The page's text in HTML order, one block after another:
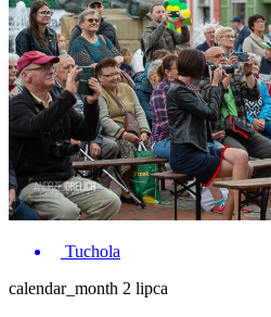
Tuchola
calendar_month 2 lipca